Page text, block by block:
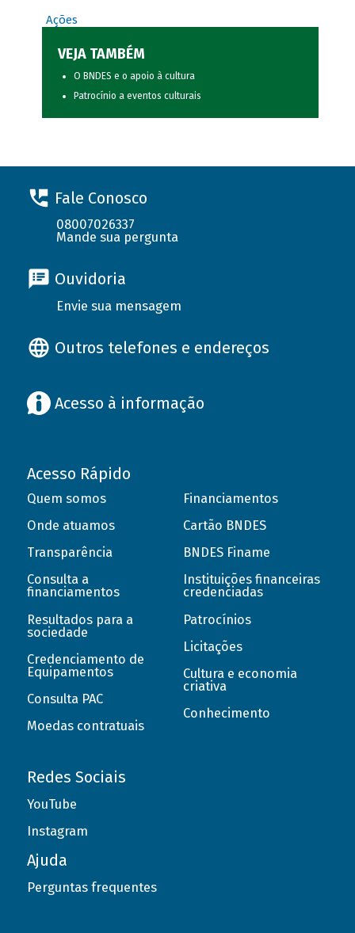
Ações
VEJA TAMBÉM
O BNDES e o apoio à cultura
Patrocínio a eventos culturais
Fale Conosco
08007026337
Mande sua pergunta
Ouvidoria
Envie sua mensagem
Outros telefones e endereços
Acesso à informação
Acesso Rápido
Quem somos
Onde atuamos
Transparência
Consulta a
financiamentos
Resultados para a
sociedade
Credenciamento de
Equipamentos
Consulta PAC
Moedas contratuais
Financiamentos
Cartão BNDES
BNDES Finame
Instituições financeiras
credenciadas
Patrocínios
Licitações
Cultura e economia
criativa
Conhecimento
Redes Sociais
YouTube
Instagram
Ajuda
Perguntas frequentes